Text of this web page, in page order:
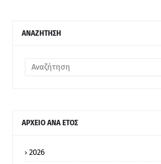
ΑΝΑΖΗΤΗΣΗ
ΑΡΧΕΙΟ ΑΝΑ ΕΤΟΣ
2026